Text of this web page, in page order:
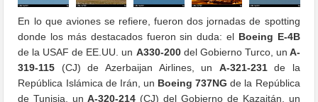
En lo que aviones se refiere, fueron dos jornadas de spotting
donde los más destacados fueron sin duda: el Boeing E-4B
de la USAF de EE.UU. un A330-200del Gobierno Turco, un A-
319-115 (CJ) de Azerbaijan Airlines, un A-321-231de la
República Islámica de Irán, un Boeing 737NG de la República
de Tunisia, un A-320-214 (CJ) del Gobierno de Kazajtán, un